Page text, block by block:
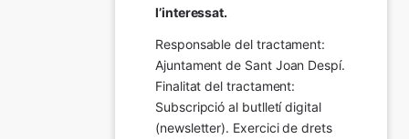
l’interessat.
Responsable del tractament:
Ajuntament de Sant Joan Despí.
Finalitat del tractament:
Subscripció al butlletí digital
(newsletter). Exercici de drets